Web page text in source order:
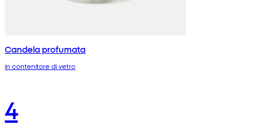
Candela profumata
in contenitore di vetro
4